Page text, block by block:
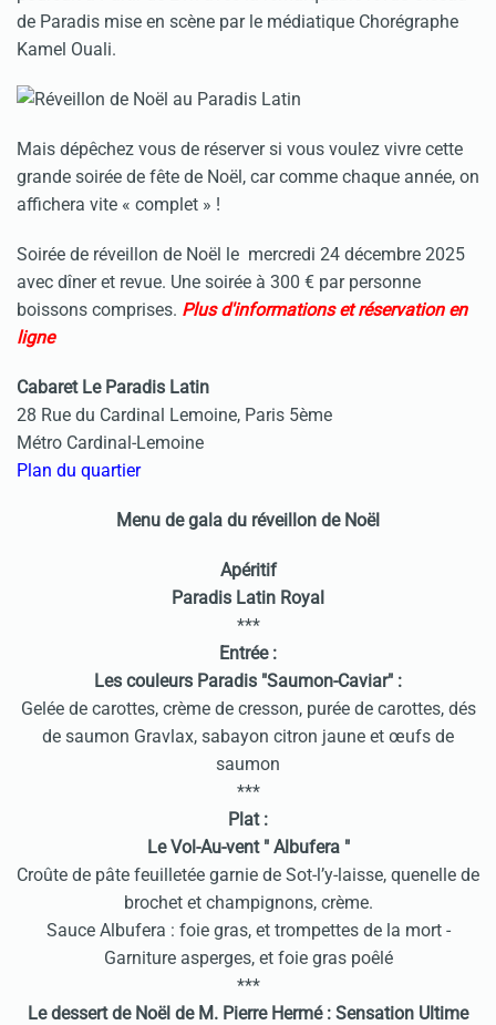
de Paradis mise en scène par le médiatique Chorégraphe
Kamel Ouali.
Mais dépêchez vous de réserver si vous voulez vivre cette
grande soirée de fête de Noël, car comme chaque année, on
affichera vite « complet » !
Soirée de réveillon de Noël le mercredi 24 décembre 2025
avec dîner et revue. Une soirée à 300 € par personne
boissons comprises. Plus d'informations et réservation en
ligne
Cabaret Le Paradis Latin
28 Rue du Cardinal Lemoine, Paris 5ème
Métro Cardinal-Lemoine
Plan du quartier
Menu de gala du réveillon de Noël
Apéritif
Paradis Latin Royal
***
Entrée :
Les couleurs Paradis "Saumon-Caviar" :
Gelée de carottes, crème de cresson, purée de carottes, dés
de saumon Gravlax, sabayon citron jaune et œufs de
saumon
***
Plat :
Le Vol-Au-vent " Albufera "
Croûte de pâte feuilletée garnie de Sot-l’y-laisse, quenelle de
brochet et champignons, crème.
Sauce Albufera : foie gras, et trompettes de la mort -
Garniture asperges, et foie gras poêlé
***
Le dessert de Noël de M. Pierre Hermé : Sensation Ultime